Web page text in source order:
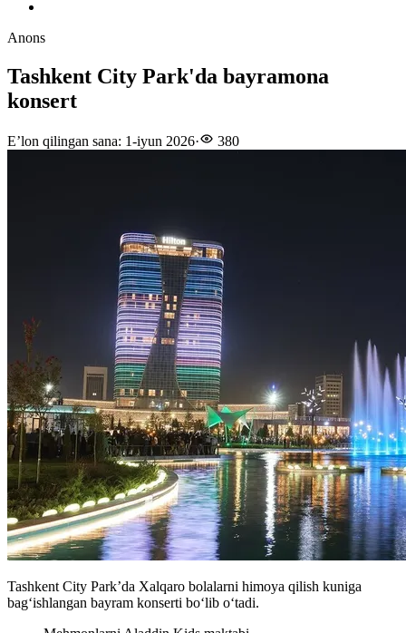
Anons
Tashkent City Park'da bayramona
konsert
E’lon qilingan sana: 1-iyun 2026· 380
Tashkent City Park’da Xalqaro bolalarni himoya qilish kuniga
bagʻishlangan bayram konserti boʻlib oʻtadi.